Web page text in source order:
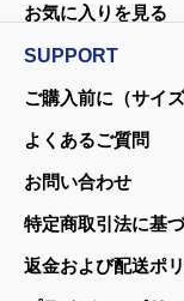
お気に入りを見る
SUPPORT
ご購入前に（サイ
よくあるご質問
お問い合わせ
特定商取引法に基
返金および配送ポ